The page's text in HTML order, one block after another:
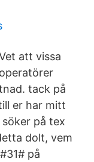
att vissa
operatörer
tack på
er har mitt
på tex
dolt, vem
på